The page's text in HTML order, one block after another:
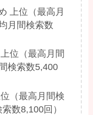
上位（最高月
月間検索数
位（最高月間
検索数5,400
（最高月間検
数8,100回）